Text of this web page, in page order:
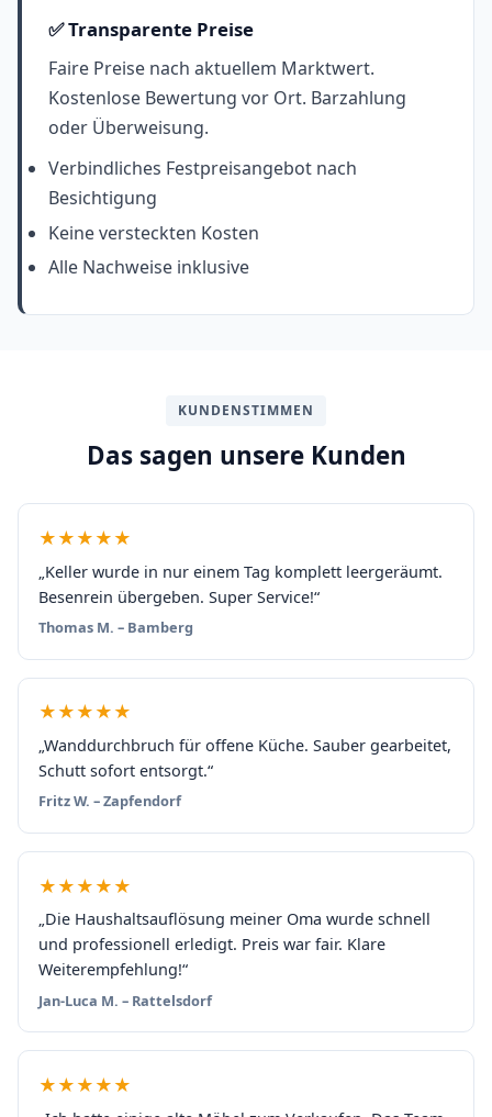
✅ Transparente Preise
Faire Preise nach aktuellem Marktwert.
Kostenlose Bewertung vor Ort. Barzahlung
oder Überweisung.
Verbindliches Festpreisangebot nach
Besichtigung
Keine versteckten Kosten
Alle Nachweise inklusive
KUNDENSTIMMEN
Das sagen unsere Kunden
★★★★★
„Keller wurde in nur einem Tag komplett leergeräumt.
Besenrein übergeben. Super Service!“
Thomas M. – Bamberg
★★★★★
„Wanddurchbruch für offene Küche. Sauber gearbeitet,
Schutt sofort entsorgt.“
Fritz W. – Zapfendorf
★★★★★
„Die Haushaltsauflösung meiner Oma wurde schnell
und professionell erledigt. Preis war fair. Klare
Weiterempfehlung!“
Jan-Luca M. – Rattelsdorf
★★★★★